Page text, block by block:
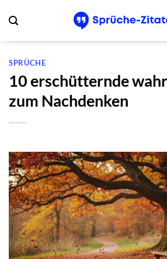
Inhalt
springen
SPRÜCHE
10 erschütternde
zum Nachdenken